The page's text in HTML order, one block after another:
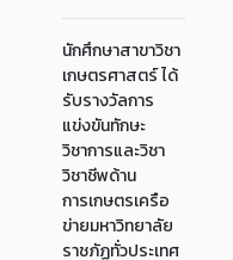
นักศึกษาสาขาวิชา
เกษตรศาสตร์ ได้
รับรางวัลการ
แข่งขันทักษะ
วิชาการและวิชา
วิชาชีพด้าน
การเกษตรเครือ
ข่ายมหาวิทยาลัย
ราชภัฏทั่วประเทศ